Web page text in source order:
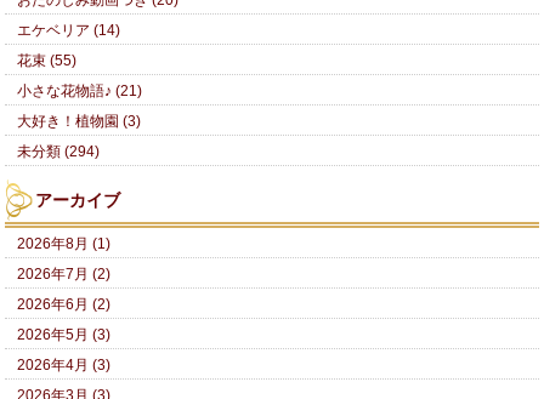
エケベリア (14)
花束 (55)
小さな花物語♪ (21)
大好き！植物園 (3)
未分類 (294)
アーカイブ
2026年8月 (1)
2026年7月 (2)
2026年6月 (2)
2026年5月 (3)
2026年4月 (3)
2026年3月 (3)